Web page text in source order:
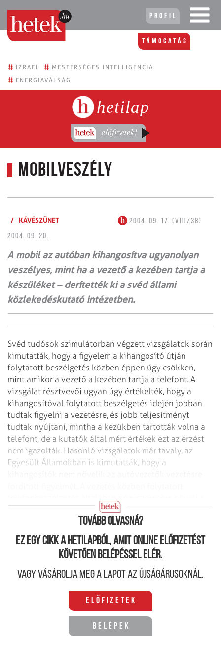
Profil
Támogatás
# IZRAEL # MESTERSÉGES INTELLIGENCIA
# ENERGIAVÁLSÁG
hetilap
Mobilveszély
/ KÁVÉSZÜNET
2004. 09. 17. (VIII/38)
2004. 09. 20.
A mobil az autóban kihangosítva ugyanolyan
veszélyes, mint ha a vezető a kezében tartja a
készüléket – derítették ki a svéd állami
közlekedéskutató intézetben.
Svéd tudósok szimulátorban végzett vizsgálatok során
kimutatták, hogy a figyelem a kihangosító útján
folytatott beszélgetés közben éppen úgy csökken,
mint amikor a vezető a kezében tartja a telefont. A
vizsgálat résztvevői ugyan úgy értékelték, hogy a
kihangosítóval folytatott beszélgetés idején jobban
tudtak figyelni a vezetésre, és jobb teljesítményt
tudtak nyújtani, mintha a kezükben tartották volna a
telefont, de a kutatók által mért értékek ezt az érzést
nem igazolták. Hasonló vizsgálatok már tavaly, az
Egyesült Államokban is kimutatták, hogy a
baleset kockázatát. (MTI)
Tovább olvasná?
Ez egy cikk a hetilapból, amit online előfizetést
követően belépéssel elér.
Vagy vásárolja meg a lapot az újságárusoknál.
Előfizetek
Belépek